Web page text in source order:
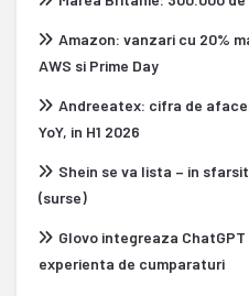
Amazon: vanzari cu 20%
AWS si Prime Day
Andreeatex: cifra de
YoY, in H1 2026
Shein se va lista – in
(surse)
Glovo integreaza
experienta de cumparaturi